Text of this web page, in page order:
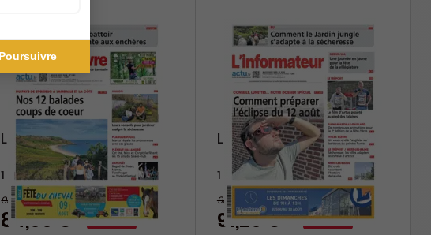
Le Penthièvre
1 an
93,60 €
84,00 € -10%
L'Informateur d'Eu
1 an
98,80 €
91,20 € -8%